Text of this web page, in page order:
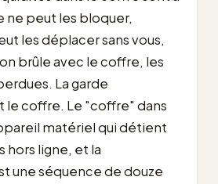
ne peut les bloquer,
les déplacer sans vous,
brûle avec le coffre, les
La garde
le coffre. Le "coffre" dans
matériel qui détient
hors ligne, et la
une séquence de douze